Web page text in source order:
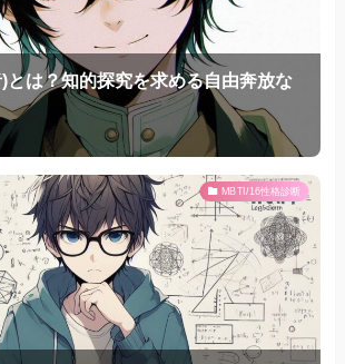
)とは？知的探究を求める自由奔放な
MBTI/16性格診断